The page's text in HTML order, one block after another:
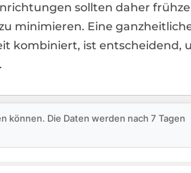
sollten daher
minimieren. Eine
kombiniert, ist entscheidend,
können. Die Daten werden nach 7 Tagen